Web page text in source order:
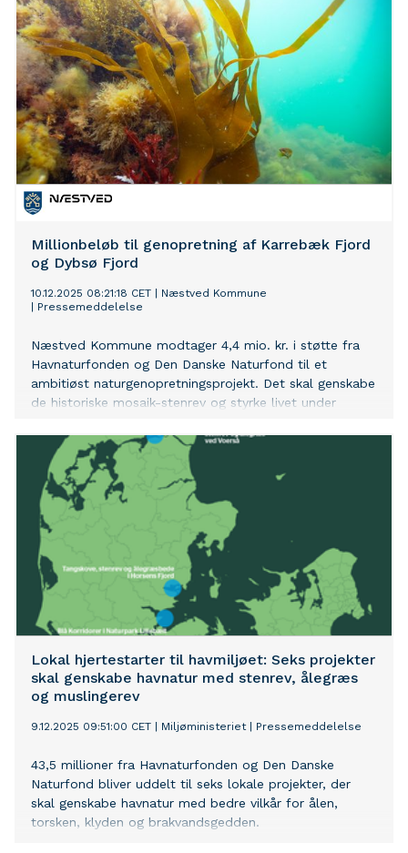
Millionbeløb til genopretning af Karrebæk Fjord
og Dybsø Fjord
10.12.2025 08:21:18 CET
Næstved Kommune
Pressemeddelelse
Næstved Kommune modtager 4,4 mio. kr. i støtte fra
Havnaturfonden og Den Danske Naturfond til et
ambitiøst naturgenopretningsprojekt. Det skal genskabe
de historiske mosaik-stenrev og styrke livet under
Lokal hjertestarter til havmiljøet: Seks projekter
skal genskabe havnatur med stenrev, ålegræs
og muslingerev
9.12.2025 09:51:00 CET Miljøministeriet| Pressemeddelelse
43,5 millioner fra Havnaturfonden og Den Danske
Naturfond bliver uddelt til seks lokale projekter, der
skal genskabe havnatur med bedre vilkår for ålen,
torsken, klyden og brakvandsgedden.